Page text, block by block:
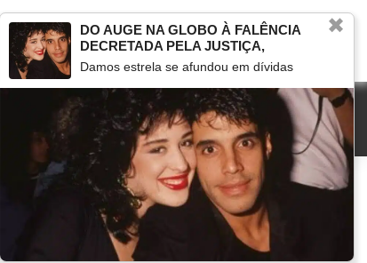
QUE FIM LEVOU MARCOU NA TV HERANÇAS
✖
DO AUGE NA GLOBO À FALÊNCIA
DECRETADA PELA JUSTIÇA,
Damos estrela se afundou em dívidas